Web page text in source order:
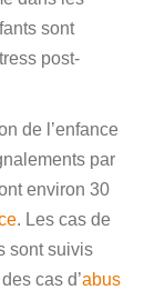
sont
post-
de l’enfance
par
environ 30
. Les cas de
sont suivis
cas d’abus